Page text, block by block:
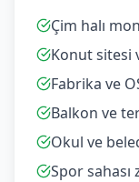
Çim halı
Konut sitesi
Fabrika ve
Balkon ve
Okul ve
Spor sahası